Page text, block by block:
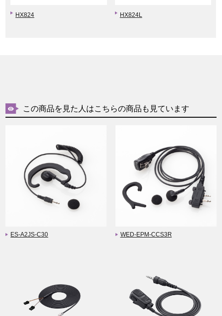
HX824 HX824L
この商品を見た人はこちらの商品も見ています
ES-A2JS-C30 WED-EPM-CCS3R